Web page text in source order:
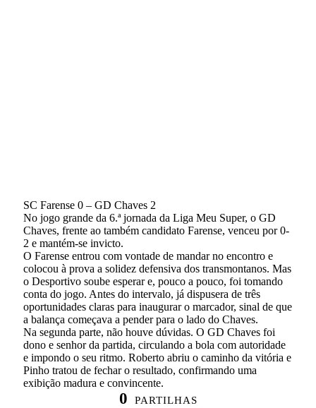
SC Farense 0 – GD Chaves 2
No jogo grande da 6.ª jornada da Liga Meu Super, o GD
Chaves, frente ao também candidato Farense, venceu por 0-
2 e mantém-se invicto.
O Farense entrou com vontade de mandar no encontro e
colocou à prova a solidez defensiva dos transmontanos. Mas
o Desportivo soube esperar e, pouco a pouco, foi tomando
conta do jogo. Antes do intervalo, já dispusera de três
oportunidades claras para inaugurar o marcador, sinal de que
a balança começava a pender para o lado do Chaves.
Na segunda parte, não houve dúvidas. O GD Chaves foi
dono e senhor da partida, circulando a bola com autoridade
e impondo o seu ritmo. Roberto abriu o caminho da vitória e
Pinho tratou de fechar o resultado, confirmando uma
exibição madura e convincente.
0 PARTILHAS